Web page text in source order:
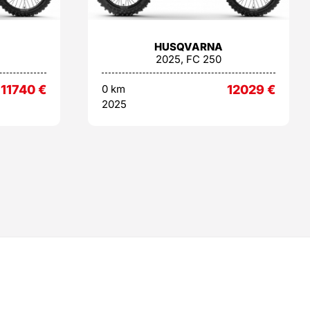
11740€
HUSQVARNA
2025, FC 250
0 km
2025
12029€